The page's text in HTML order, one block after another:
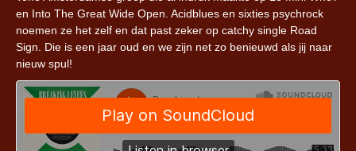
en Into The Great Wide Open. Acidblues en sixties psychrock
noemen ze het zelf en dat past zeker op catchy single Road
Sign. Die is een jaar oud en we zijn net zo benieuwd als jij naar
nieuw spul!